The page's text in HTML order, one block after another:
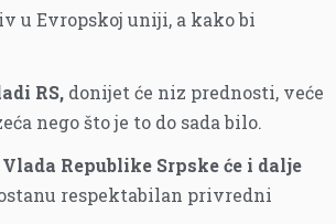
u Evropskoj uniji, a kako bi
RS, donijet će niz prednosti, veće
nego što je to do sada bilo.
Vlada Republike Srpske će i dalje
respektabilan privredni